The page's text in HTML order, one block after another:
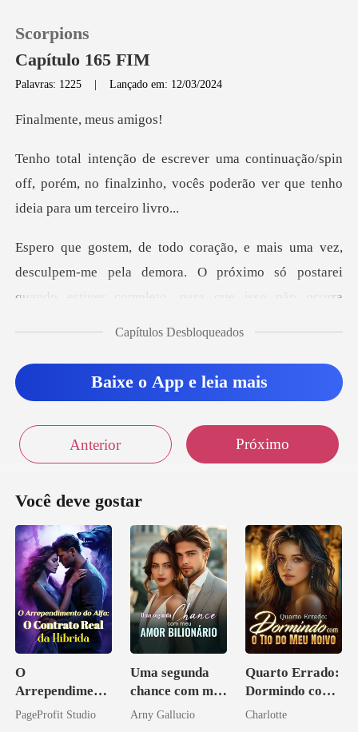
Loja
Histórico
Sair
Scorpions
Capítulo 165 FIM
Palavras: 1225 |Lançado em: 12/03/2024
te, meus
o/spin
off, porém, no finalzinho, vocês poderão
esculpem-me pela demora. O próximo só postarei
quando
esqueça
Capítulos Desbloqueados
Baixe o App e leia mais
Anterior Próximo
Você deve gostar
O
Arrependiment
o do Alfa: O
PageProfit Studio
Uma segunda
chance com meu
amor bilionário
Arny Gallucio
Quarto Errado:
Dormindo com
o Tio do Meu
Charlotte